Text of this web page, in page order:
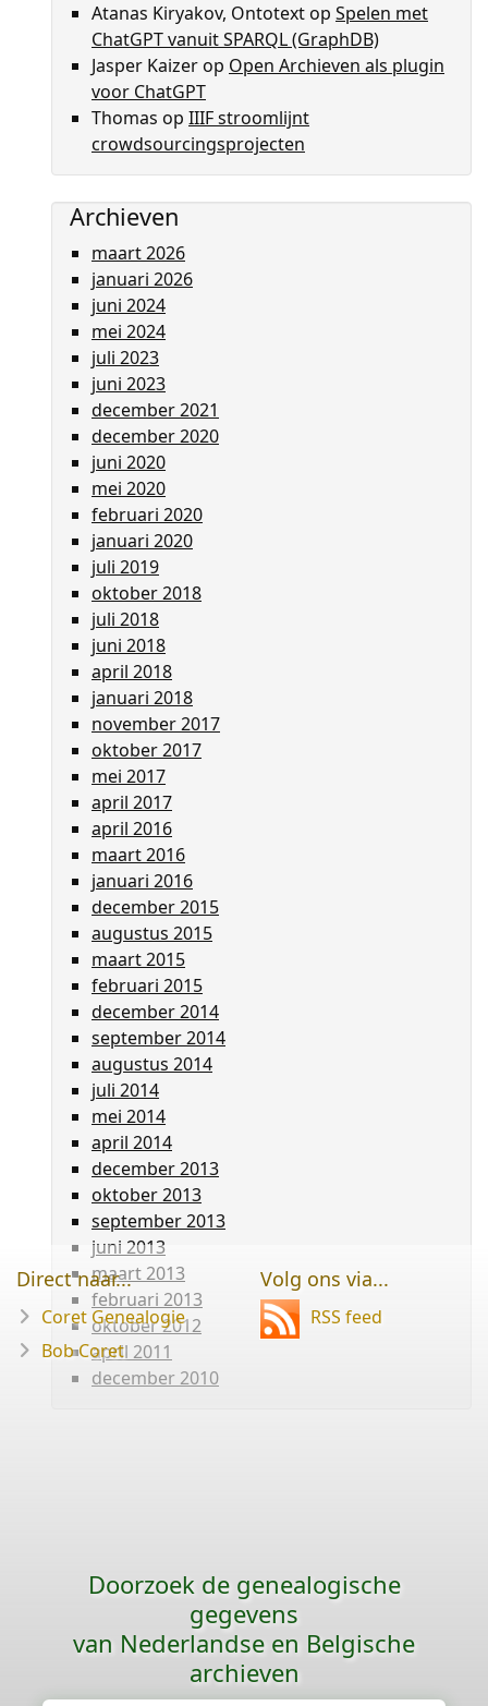
Atanas Kiryakov, Ontotextop Spelen met
ChatGPT vanuit SPARQL (GraphDB)
Jasper Kaizerop Open Archieven als plugin
voor ChatGPT
Thomas op IIIF stroomlijnt
crowdsourcingsprojecten
Archieven
maart 2026
januari 2026
juni 2024
mei 2024
juli 2023
juni 2023
december 2021
december 2020
juni 2020
mei 2020
februari 2020
januari 2020
juli 2019
oktober 2018
juli 2018
juni 2018
april 2018
januari 2018
november 2017
oktober 2017
mei 2017
april 2017
april 2016
maart 2016
januari 2016
december 2015
augustus 2015
maart 2015
februari 2015
december 2014
september 2014
augustus 2014
juli 2014
mei 2014
april 2014
december 2013
oktober 2013
september 2013
juni 2013
maart 2013
februari 2013
oktober 2012
april 2011
december 2010
Direct naar...
Coret Genealogie
Bob Coret
Volg ons via...
RSS feed
Doorzoek de genealogische
gegevens
van Nederlandse en Belgische
archieven